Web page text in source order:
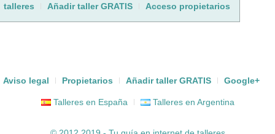
talleres Añadir taller GRATIS Acceso propietarios
Aviso legal Propietarios Añadir taller GRATIS Google+
Talleres en España Talleres en Argentina